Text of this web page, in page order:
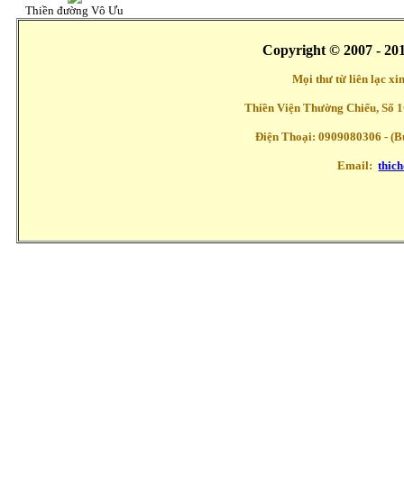
Thiền đường Vô Ưu
Copyright © 2007 -
Mọi thư từ liên lạc
Thiền Viện Thường Chiếu, Số
Điện Thoại: 0909080306 -
Email: